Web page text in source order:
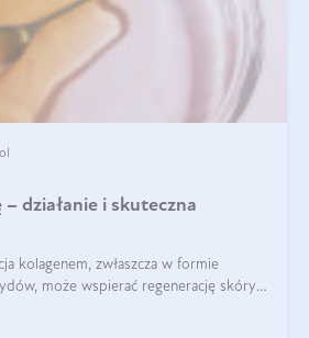
działanie i skuteczna
kolagenem, zwłaszcza w formie
może wspierać regenerację skóry i